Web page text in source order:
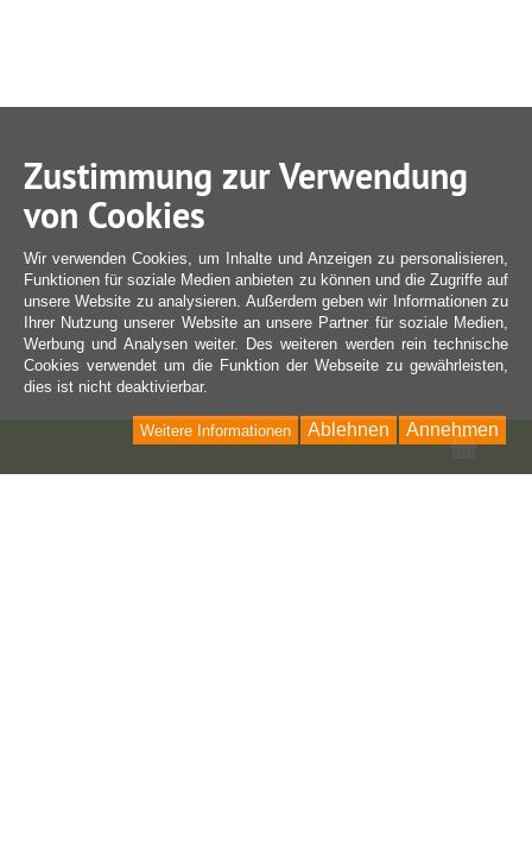
Zustimmung zur Verwendung
von Cookies
Wir verwenden Cookies, um Inhalte und Anzeigen zu personalisieren,
Funktionen für soziale Medien anbieten zu können und die Zugriffe auf
unsere Website zu analysieren. Außerdem geben wir Informationen zu
Ihrer Nutzung unserer Website an unsere Partner für soziale Medien,
Werbung und Analysen weiter. Des weiteren werden rein technische
Cookies verwendet um die Funktion der Webseite zu gewährleisten,
dies ist nicht deaktivierbar.
Annehmen
Ablehnen
Weitere Informationen